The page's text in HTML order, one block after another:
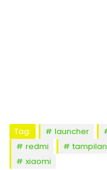
Tag: launcher
redmi
tampilan
xiaomi